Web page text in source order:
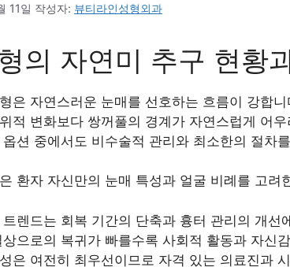
11일 작성자: 뷰티라인성형외과
의 자연미 추구 현황
은 자연스러운 눈매를 선호하는 흐름이 강합니
적 변화보다 쌍꺼풀의 경계가 자연스럽게 어
션 중에서도 비수술적 관리와 최소한의 절차
환자 자신만의 눈매 특성과 얼굴 비례를 고려
트렌드는 회복 기간의 단축과 흉터 관리의 개선
으로의 복귀가 빠를수록 사회적 활동과 자신
은 여전히 최우선이므로 자격 있는 의료진과